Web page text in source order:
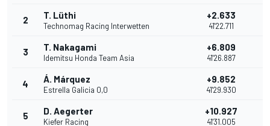
2 T. Lüthi
Technomag Racing Interwetten
+2.633
41'22.711
3 T. Nakagami
Idemitsu Honda Team Asia
+6.809
41'26.887
4 Á. Márquez
Estrella Galicia 0,0
+9.852
41'29.930
5 D. Aegerter
Kiefer Racing
+10.927
41'31.005